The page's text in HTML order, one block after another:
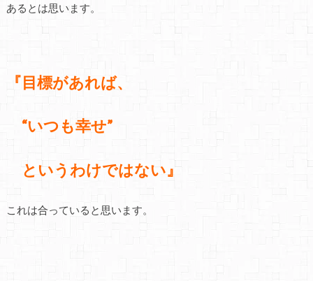
あるとは思います。
『目標があれば、
“いつも幸せ”
というわけではない』
これは合っていると思います。